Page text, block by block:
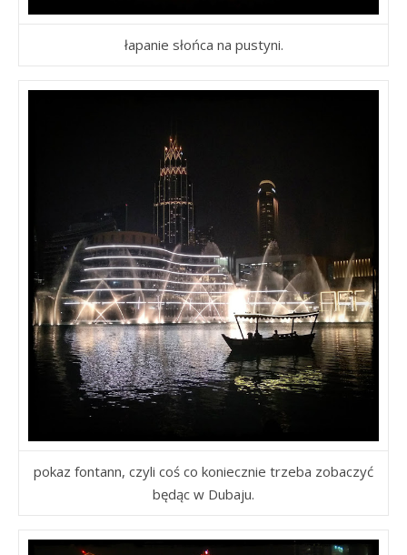
łapanie słońca na pustyni.
pokaz fontann, czyli coś co koniecznie trzeba zobaczyć
będąc w Dubaju.